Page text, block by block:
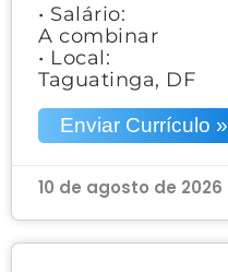
• Salário:
A combinar
• Local:
Taguatinga, DF
Enviar Currículo »
10 de agosto de 2026